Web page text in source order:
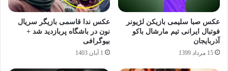
عکس صبا سلیمی بازیکن لژیونر
فوتبال ایرانی تیم مارشال باکو
آذربایجان
15 مرداد 1399
عکس ندا قاسمی بازیگر سریال
نون در باشگاه پربازدید شد +
بیوگرافی
1 آبان 1403